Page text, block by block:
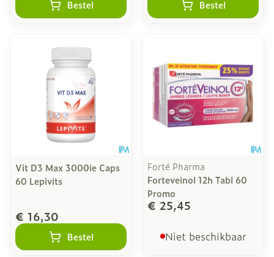
Bestel Bestel
Vit D3 Max 3000ie Caps
60 Lepivits
€ 16,30
Bestel
Forté Pharma
Forteveinol 12h Tabl 60
Promo
€ 25,45
Niet beschikbaar